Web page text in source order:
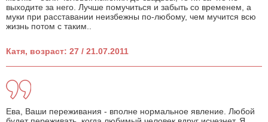
выходите за него. Лучше помучиться и забыть со временем, а
муки при расставании неизбежны по-любому, чем мучится всю
жизнь потом с таким..
Катя, возраст: 27 / 21.07.2011
Ева, Ваши переживания - вполне нормальное явление. Любой